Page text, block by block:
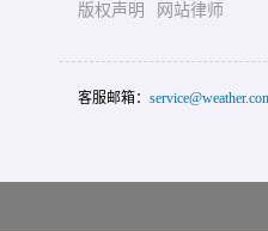
版权声明
网站律师
客服邮箱：